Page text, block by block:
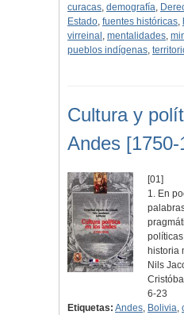
curacas, demografía,
Estado, fuentes históricas,
virreinal , mentalidades,
pueblos indígenas,
Cultura y
Andes [1750-
[01]
1. En
historia
Nils
6-23
Etiquetas: Andes, Bolivia,